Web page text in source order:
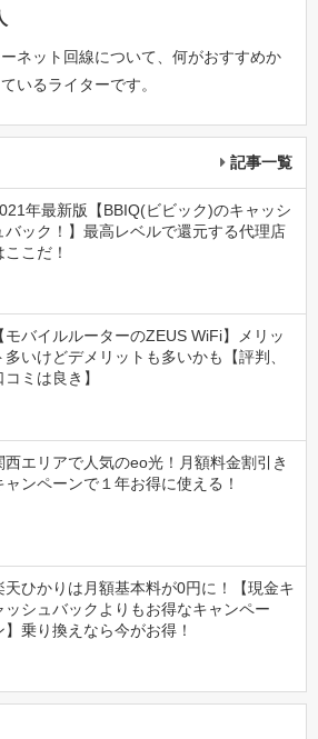
ネット回線について、何がおすすめか
いるライターです。
記事一覧
年最新版【BBIQ(ビビック)のキャッシ
バック！】最高レベルで還元する代理店
ここだ！
モバイルルーターのZEUS WiFi】メリッ
多いけどデメリットも多いかも【評判、
コミは良き】
西エリアで人気のeo光！月額料金割引き
ャンペーンで１年お得に使える！
天ひかりは月額基本料が0円に！【現金キ
ッシュバックよりもお得なキャンペー
】乗り換えなら今がお得！